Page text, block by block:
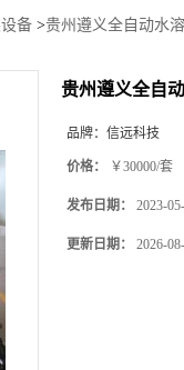
备 >贵州遵义全自动水
贵州遵义全自
品牌： 信远科技
价格： ￥30000/套
发布日期： 2023-
更新日期： 2026-